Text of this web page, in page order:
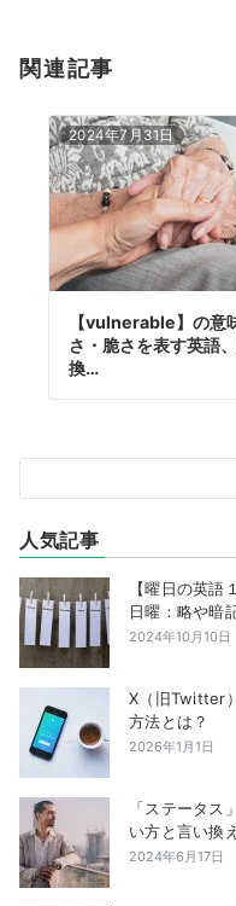
関連記事
2024年7月31日
【vulnerable】の意
さ・脆さを表す英語
換…
人気記事
【曜日の英
日曜：略や暗
2024年10月10日
X（旧Twitter
方法とは？
2026年1月1日
「ステータス
い方と言い換
2024年6月17日